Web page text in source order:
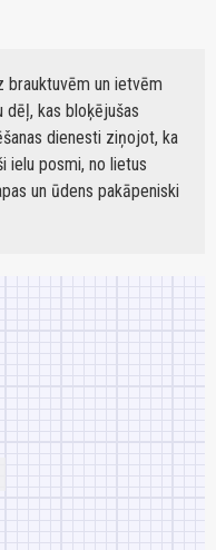
brauktuvēm un ietvēm
kas bloķējušas
dienesti ziņojot, ka
ielu posmi, no lietus
un ūdens pakāpeniski